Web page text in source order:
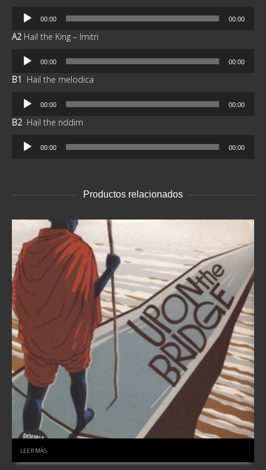
Reproductor
audio
00:00 00:00
A2 Hail the King – Imitri
Reproductor
audio
00:00 00:00
B1 Hail the melodica
Reproductor
audio
00:00 00:00
B2 Hail the riddim
Reproductor
00:00 00:00
Productos relacionados
LEER MÁS